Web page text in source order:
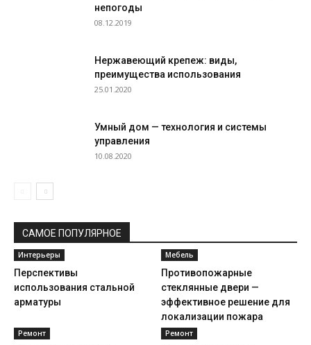
непогоды
08.12.2019
Нержавеющий крепеж: виды,
преимущества использования
25.01.2020
Умный дом — технология и системы
управления
10.08.2020
САМОЕ ПОПУЛЯРНОЕ
Интерьеры
Перспективы
использования стальной
арматуры
Мебель
Противопожарные
стеклянные двери —
эффективное решение для
локализации пожара
Ремонт Ремонт